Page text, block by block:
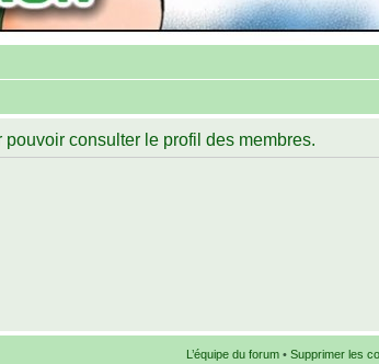
consulter le profil des membres.
L’équipe du forum • Supprimer les